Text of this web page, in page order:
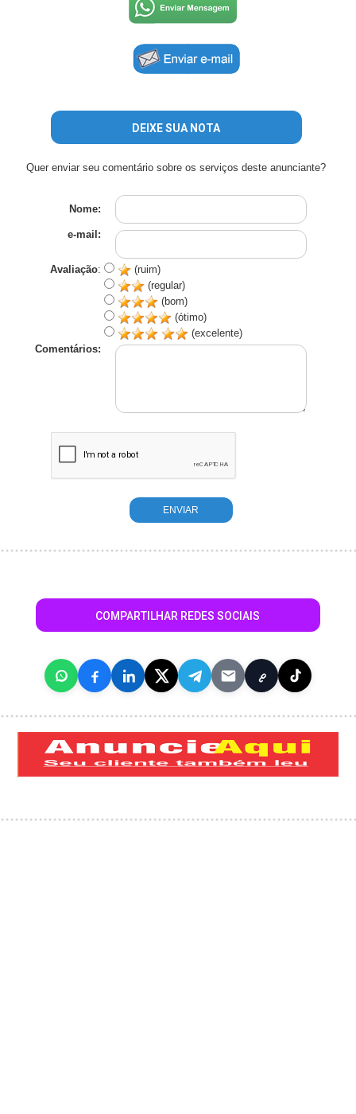
DEIXE SUA NOTA
Quer enviar seu comentário sobre os serviços deste anunciante?
Nome:
e-mail:
Avaliação:
(ruim)
(regular)
(bom)
(ótimo)
(excelente)
Comentários:
COMPARTILHAR REDES SOCIAIS